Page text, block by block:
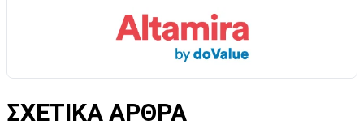
ΣΧΕΤΙΚΑ ΑΡΘΡΑ